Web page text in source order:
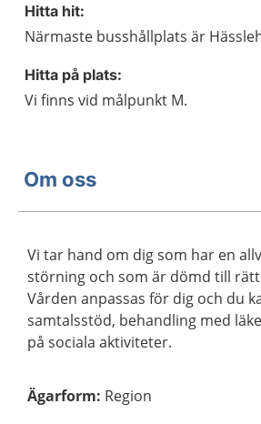
Hitta hit:
Närmaste busshållplats är
Hitta på plats:
Vi finns vid målpunkt M.
Om oss
Vi tar hand om dig som har en
störning och som är dömd till
Vården anpassas för dig och du
samtalsstöd, behandling med
på sociala aktiviteter.
Ägarform: Region